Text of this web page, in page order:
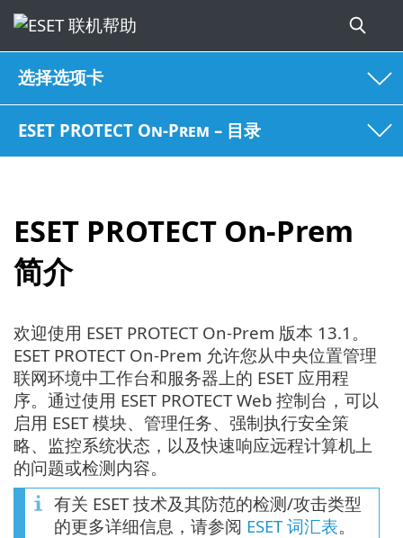
选择选项卡
ESET PROTECT On-Prem – 目录
ESET PROTECT On-Prem
简介
欢迎使用 ESET PROTECT On-Prem 版本 13.1。
ESET PROTECT On-Prem 允许您从中央位置管理
联网环境中工作台和服务器上的 ESET 应用程
序。通过使用 ESET PROTECT Web 控制台，可以
启用 ESET 模块、管理任务、强制执行安全策
略、监控系统状态，以及快速响应远程计算机上
的问题或检测内容。
有关 ESET 技术及其防范的检测/攻击类型
的更多详细信息，请参阅 ESET 词汇表。